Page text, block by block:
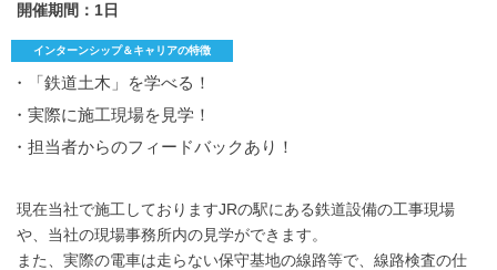
開催期間：1日
インターンシップ＆キャリアの特徴
・「鉄道土木」を学べる！
・実際に施工現場を見学！
・担当者からのフィードバックあり！
現在当社で施工しておりますJRの駅にある鉄道設備の工事現場
や、当社の現場事務所内の見学ができます。
また、実際の電車は走らない保守基地の線路等で、線路検査の仕